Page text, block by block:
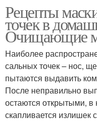
Точки с салфеткой
Маска против
точек
Рецепты
точек в
Очищающие
Наиболее
сальных точек – нос,
пытаются выдавить
После неправильно
остаются открытыми, в
скапливается излишек